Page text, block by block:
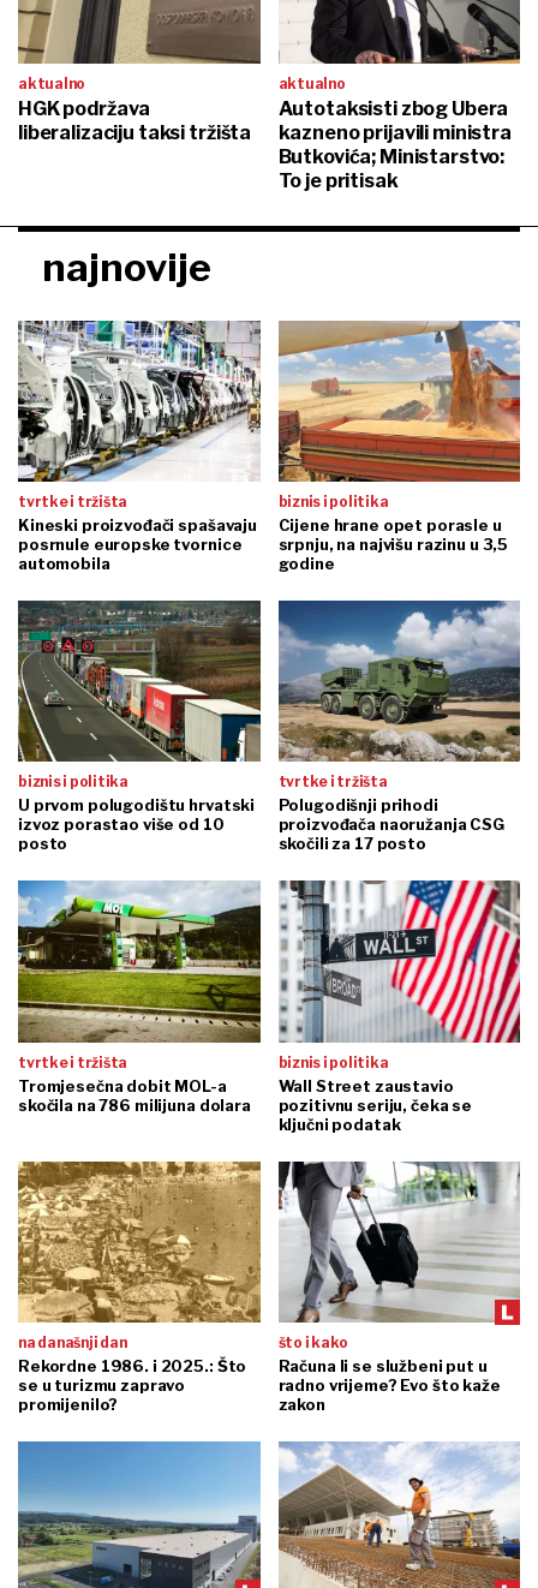
aktualno
HGK podržava
liberalizaciju taksi tržišta
aktualno
Autotaksisti zbog Ubera
kazneno prijavili ministra
Butkovića; Ministarstvo:
To je pritisak
najnovije
tvrtke i tržišta
Kineski proizvođači spašavaju
posrnule europske tvornice
automobila
biznis i politika
Cijene hrane opet porasle u
srpnju, na najvišu razinu u 3,5
godine
biznis i politika
U prvom polugodištu hrvatski
izvoz porastao više od 10
posto
tvrtke i tržišta
Polugodišnji prihodi
proizvođača naoružanja CSG
skočili za 17 posto
tvrtke i tržišta
Tromjesečna dobit MOL-a
skočila na 786 milijuna dolara
biznis i politika
Wall Street zaustavio
pozitivnu seriju, čeka se
ključni podatak
na današnji dan
Rekordne 1986. i 2025.: Što
se u turizmu zapravo
promijenilo?
što i kako
Računa li se službeni put u
radno vrijeme? Evo što kaže
zakon